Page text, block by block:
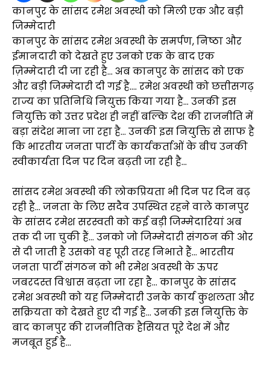
कानपुर के सांसद रमेश अवस्थी को मिली एक और बड़ी
जिम्मेदारी
कानपुर के सांसद रमेश अवस्थी के समर्पण, निष्ठा और
ईमानदारी को देखते हुए उनको एक के बाद एक
ज़िम्मेदारी दी जा रही है… अब कानपुर के सांसद को एक
और बड़ी जिम्मेदारी दी गई है…. रमेश अवस्थी को छत्तीसगढ़
राज्य का प्रतिनिधि नियुक्त किया गया है… उनकी इस
नियुक्ति को उत्तर प्रदेश ही नहीं बल्कि देश की राजनीति में
बड़ा संदेश माना जा रहा है… उनकी इस नियुक्ति से साफ है
कि भारतीय जनता पार्टी के कार्यकर्ताओं के बीच उनकी
स्वीकार्यता दिन पर दिन बढ़ती जा रही है…
सांसद रमेश अवस्थी की लोकप्रियता भी दिन पर दिन बढ़
रही है… जनता के लिए सदैव उपस्थित रहने वाले कानपुर
के सांसद रमेश सरस्वती को कई बड़ी जिम्मेदारियां अब
तक दी जा चुकी हैं… उनको जो जिम्मेदारी संगठन की ओर
से दी जाती है उसको वह पूरी तरह निभाते हैं… भारतीय
जनता पार्टी संगठन को भी रमेश अवस्थी के ऊपर
जबरदस्त विश्वास बढ़ता जा रहा है… कानपुर के सांसद
रमेश अवस्थी को यह जिम्मेदारी उनके कार्य कुशलता और
सक्रियता को देखते हुए दी गई है… उनकी इस नियुक्ति के
बाद कानपुर की राजनीतिक हैसियत पूरे देश में और
मजबूत हुई है…